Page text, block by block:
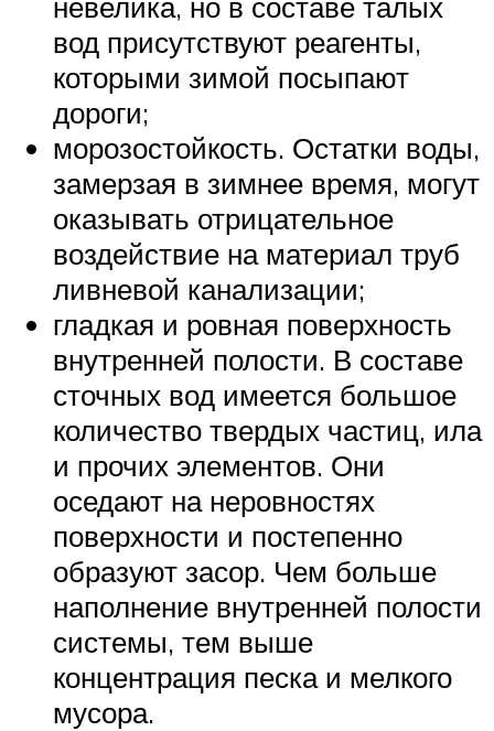
вод присутствуют реагенты,
которыми зимой посыпают
дороги;
морозостойкость. Остатки воды,
замерзая в зимнее время, могут
оказывать отрицательное
воздействие на материал труб
ливневой канализации;
гладкая и ровная поверхность
внутренней полости. В составе
сточных вод имеется большое
количество твердых частиц, ила
и прочих элементов. Они
оседают на неровностях
поверхности и постепенно
образуют засор. Чем больше
наполнение внутренней полости
системы, тем выше
концентрация песка и мелкого
мусора.